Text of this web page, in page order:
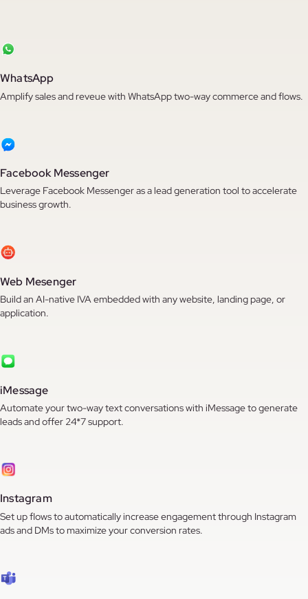
WhatsApp
Amplify sales and reveue with WhatsApp two-way commerce and flows.
Facebook Messenger
Leverage Facebook Messenger as a lead generation tool to accelerate
business growth.
Web Mesenger
Build an AI-native IVA embedded with any website, landing page, or
application.
iMessage
Automate your two-way text conversations with iMessage to generate
leads and offer 24*7 support.
Instagram
Set up flows to automatically increase engagement through Instagram
ads and DMs to maximize your conversion rates.